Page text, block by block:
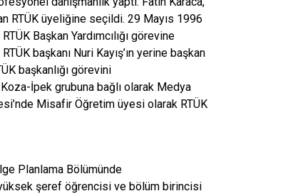
RTÜK üyeliğine seçildi. 29 Mayıs 1996
Başkan Yardımcılığı görevine
başkanı Nuri Kayış’ın yerine başkan
başkanlığı görevini
İpek grubuna bağlı olarak Medya
Misafir Öğretim üyesi olarak RTÜK
Planlama Bölümünde
şeref öğrencisi ve bölüm birincisi